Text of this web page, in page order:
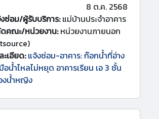
8 ต.ค. 2568
ซ่อม/ผู้รับบริการ:แม่บ้านประจำอาคาร
คณะ/หน่วยงาน:หน่วยงานภายนอก
ะเอียด: แจ้งซ่อม-อาคาร: ก๊อกน้ำที่อ่าง
อน้ำไหลไม่หยุด อาคารเรียน เอ 3 ชั้น
งน้ำหญิง